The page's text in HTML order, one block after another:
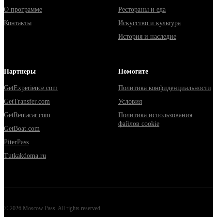
О программе
Контакты
Рестораны и еда
Искусство и культура
История и наследие
Партнеры
GetExperience.com
GetTransfer.com
GetRentacar.com
GetBoat.com
PiterPass
Tutkakdoma.ru
Помогите
Политика конфиденциальности
Условия
Политика использования
файлов cookie
© 2026 Moscow Pass. All rights reserved.